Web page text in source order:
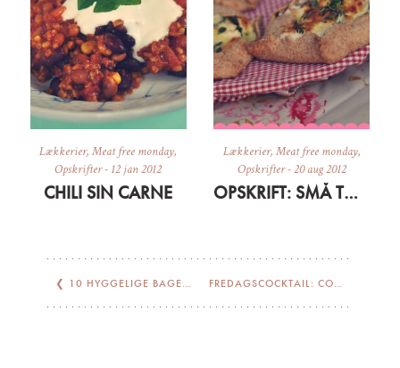
Lækkerier,Meat free monday,
Opskrifter- 12 jan 2012
CHILI SIN CARNE
Lækkerier, Meat free monday,
Opskrifter-20 aug 2012
OPSKRIFT: SMÅ TÆRTER// GALETTES
❮ 10 HYGGELIGE BAGEPROJEKTER TIL WEEKENDEN FREDAGSCOCKTAIL: COSMOPOLITAN